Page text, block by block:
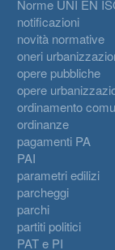
Norme UNI EN
notificazioni
novità normative
oneri
opere pubbliche
opere
ordinamento
ordinanze
pagamenti PA
PAI
parametri edilizi
parcheggi
parchi
partiti politici
PAT e PI